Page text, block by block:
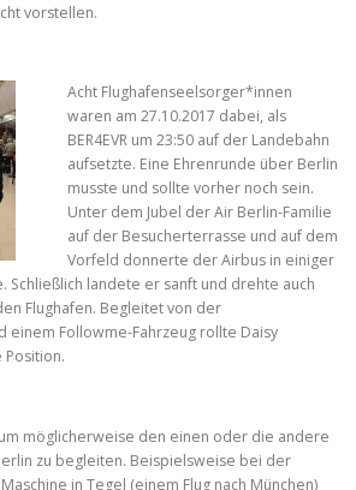
vorstellen.
Acht Flughafenseelsorger*innen
waren am 27.10.2017 dabei, als
BER4EVR um 23:50 auf der Landebahn
aufsetzte. Eine Ehrenrunde über Berlin
musste und sollte vorher noch sein.
Unter dem Jubel der Air Berlin-Familie
auf der Besucherterrasse und auf dem
Vorfeld donnerte der Airbus in einiger
Schließlich landete er sanft und drehte auch
Flughafen. Begleitet von der
einem Followme-Fahrzeug rollte Daisy
Position.
möglicherweise den einen oder die andere
zu begleiten. Beispielsweise bei der
in Tegel (einem Flug nach München)